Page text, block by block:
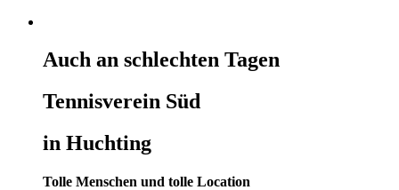
Auch an schlechten Tagen
Tennisverein Süd
in Huchting
Tolle Menschen und tolle Location